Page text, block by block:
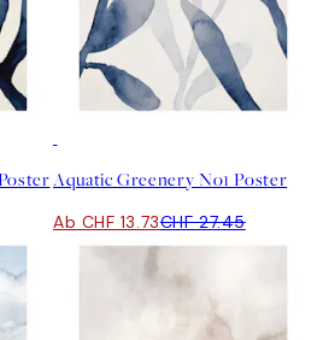
Aquatic Greenery No1 Poster
Ab CHF 13.73CHF 27.45